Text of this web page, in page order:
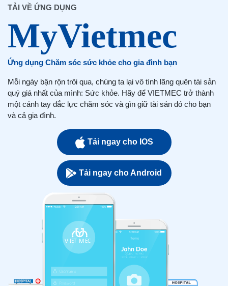
TẢI VỀ ỨNG DỤNG
Ứng dụng Chăm sóc sức khỏe cho gia đình bạn
Mỗi ngày bận rộn trôi qua, chúng ta lại vô tình lãng quên tài sản
quý giá nhất của mình: Sức khỏe. Hãy để VIETMEC trở thành
một cánh tay đắc lực chăm sóc và gìn giữ tài sản đó cho bạn
và cả gia đình.
Tải ngay cho IOS
Tải ngay cho Android